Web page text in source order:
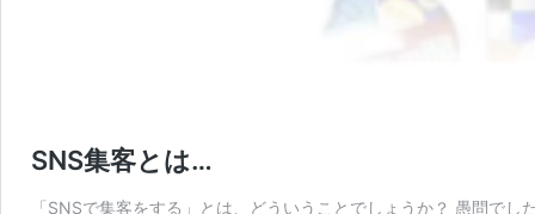
SNS集客とは…
「SNSで集客をする」とは、どういうことでしょうか？ 愚問で